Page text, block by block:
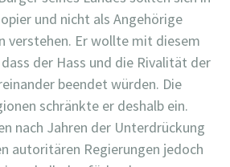
und nicht als Angehörige
verstehen. Er wollte mit diesem
der Hass und die Rivalität der
beendet würden. Die
schränkte er deshalb ein.
nach Jahren der Unterdrückung
autoritären Regierungen jedoch